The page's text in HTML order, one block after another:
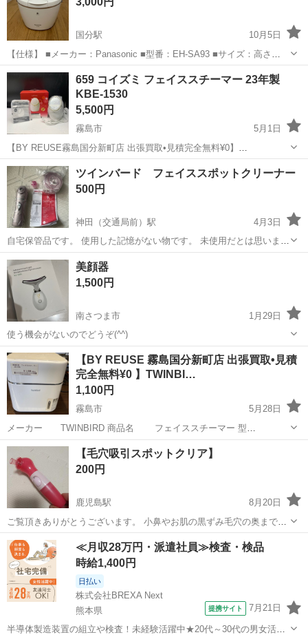
国分駅
10月5日
【仕様】 ■メーカー：Panasonic ■型番：EH-SA93 ■サイズ：高さ
20.5×幅25.1×奥行18.4cm ■本体質量:約2.2kg(電源コードは約70g) ■ス
チーム温度:約40℃(室温30℃の場合、ノズルガー...
鹿児島 霧島市 国分駅
659 コイズミ フェイススチーマー 23年製
KBE-1530
5,500円
霧島市
5月1日
【BY REUSE霧島国分新町店 出張買取•見積完全無料¥0】
✨✨✨✨✨✨✨✨✨✨✨✨✨✨✨✨✨✨✨ メーカー コイズミ 商品名
659 コイズミ フェイススチーマー 23年製 KBE-1530 ✨✨✨✨✨✨✨✨...
鹿児島 霧島市 美容家電
ツインバード フェイススポットクリーナー
500円
神田（交通局前）駅
4月3日
自宅保管品です。 使用した記憶がない物です。 未使用だとは思います
があくまで中古品としてご理解ください。
鹿児島 鹿児島市 神田（交通局前）駅
ツインバード
美顔器
1,500円
南さつま市
1月29日
使う機会がないのでどうぞ(^^)
鹿児島 南さつま市 美容家電 美顔器
【BY REUSE 霧島国分新町店 出張買取•見積
完全無料¥0 】TWINBI…
1,100円
霧島市
5月28日
メーカー TWINBIRD 商品名 フェイススチーマー 型
式 SH-2785 ※注意事項 1、店頭と同時販売の為、掲載物の販
売・売約に関しましてタイムラグがありますのでご了承お願いいたし
ます。 2、店頭...
鹿児島 霧島市 美容家電 スチーマー
【毛穴吸引スポットクリア】
200円
鹿児島駅
8月20日
ご覧頂きありがとうございます。 小鼻やお肌の黒ずみ毛穴の奥までパ
ワフル吸引。清潔水洗いOK！ 単三電池1本使用。 動作確認済みです。
あまり使用していません。 本体に傷などありません。 洗える部分は洗
い、アルコール消毒済...
鹿児島 鹿児島市 鹿児島駅 美容家電 近辺
≪月収28万円・派遣社員≫検査・検品
時給1,400円
日払い
株式会社BREXA Next
熊本県
提携サイト 7月21日
半導体製造装置の組立や検査！未経験活躍中★20代～30代の男女活躍